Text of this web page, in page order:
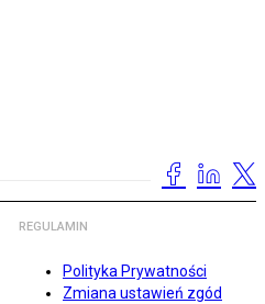
REGULAMIN
Polityka Prywatności
Zmiana ustawień zgód